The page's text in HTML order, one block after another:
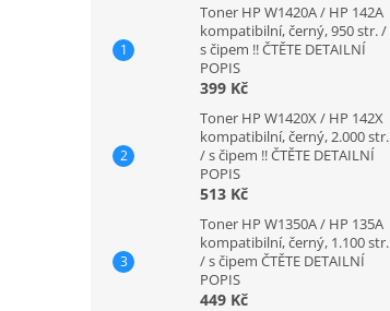
Toner HP W1420A / HP 142A
kompatibilní, černý, 950 str. /
s čipem !! ČTĚTE DETAILNÍ
POPIS
399 Kč
Toner HP W1420X / HP 142X
kompatibilní, černý, 2.000 str.
/ s čipem !! ČTĚTE DETAILNÍ
POPIS
513 Kč
Toner HP W1350A / HP 135A
kompatibilní, černý, 1.100 str.
/ s čipem ČTĚTE DETAILNÍ
POPIS
449 Kč